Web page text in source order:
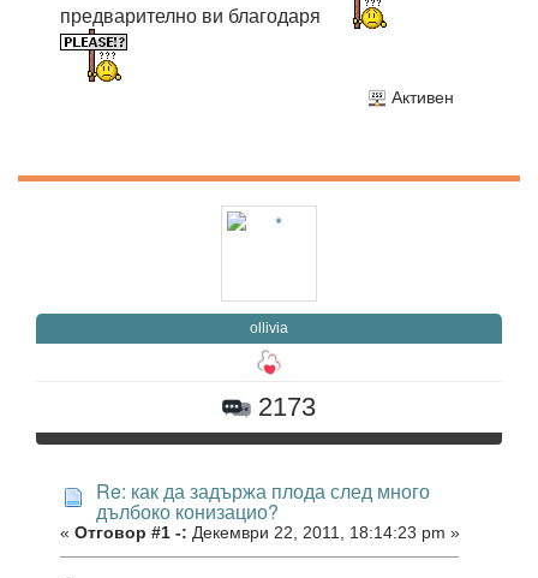
предварително ви благодаря
Активен
ollivia
2173
Re: как да задържа плода след много
дълбоко конизацио?
« Отговор #1 -: Декември 22, 2011, 18:14:23 pm »